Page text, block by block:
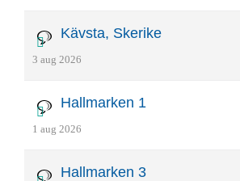
Kävsta, Skerike
3 aug 2026
Hallmarken 1
1 aug 2026
Hallmarken 3